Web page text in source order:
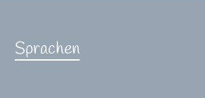
Sprachen